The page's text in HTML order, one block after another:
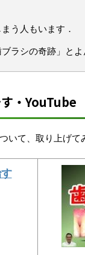
う人もいます．
ラシの奇跡」とよ
・YouTube
いて、取り上げて